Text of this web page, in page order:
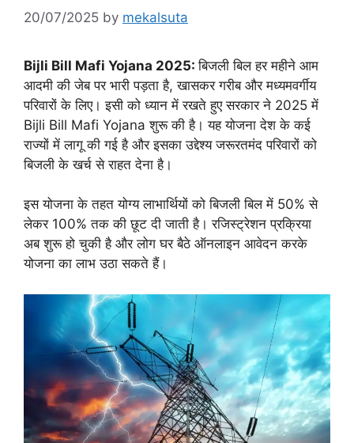
20/07/2025 by mekalsuta
Bijli Bill Mafi Yojana 2025:बिजली बिल हर महीने आम
आदमी की जेब पर भारी पड़ता है, खासकर गरीब और मध्यमवर्गीय
परिवारों के लिए। इसी को ध्यान में रखते हुए सरकार ने 2025 में
Bijli Bill Mafi Yojana शुरू की है। यह योजना देश के कई
राज्यों में लागू की गई है और इसका उद्देश्य जरूरतमंद परिवारों को
बिजली के खर्च से राहत देना है।
इस योजना के तहत योग्य लाभार्थियों को बिजली बिल में 50% से
लेकर 100% तक की छूट दी जाती है। रजिस्ट्रेशन प्रक्रिया
अब शुरू हो चुकी है और लोग घर बैठे ऑनलाइन आवेदन करके
योजना का लाभ उठा सकते हैं।